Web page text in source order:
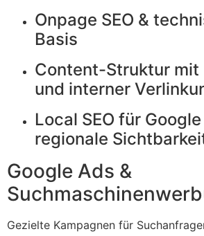
Onpage SEO &
Basis
Content-Struktur mit
und interner
Local SEO für
regionale
Google Ads &
Gezielte Kampagnen für